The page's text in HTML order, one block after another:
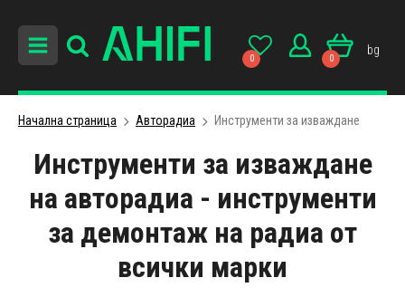
0 0
bg
Начална страница Авторадиa Инструменти за изваждане
Инструменти за изваждане
на авторадиа - инструменти
за демонтаж на радиа от
всички марки